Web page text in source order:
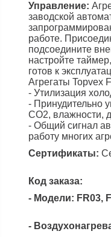
Управление:
заводской
работе.
подсоедините
настройте
готов к
Агрегаты Topvex
- Утилизация
- Принудительно
CO2, влажности,
- Общий сигнал
работу многих
Сертификаты:
Код заказа:
- Модели: FR03,
-